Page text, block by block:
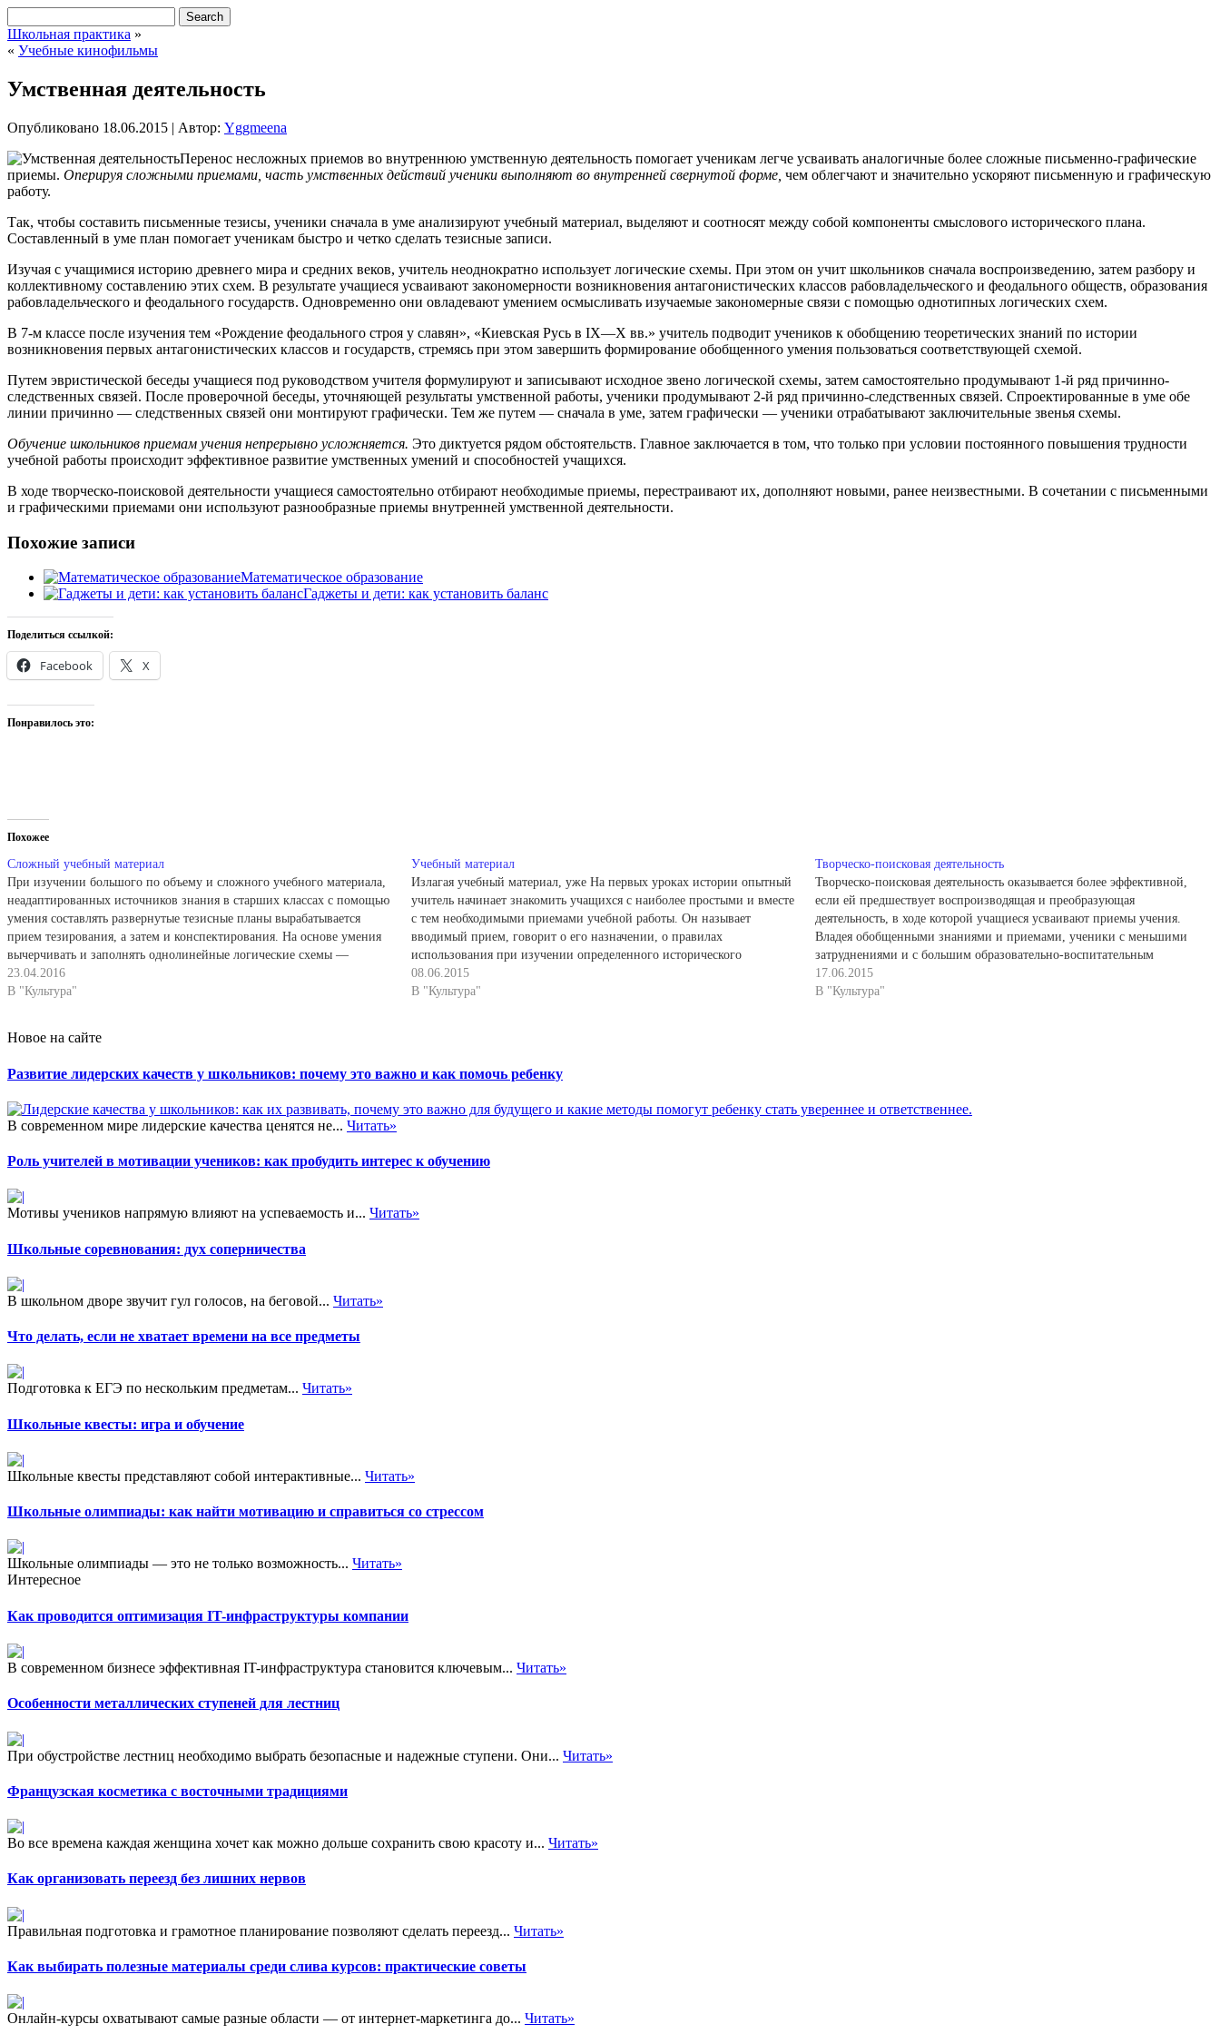
Школьная практика »
« Учебные кинофильмы
Умственная деятельность
Опубликовано 18.06.2015 | Автор: Yggmeena
Перенос несложных приемов во внутреннюю умственную деятельность помогает ученикам легче усваивать аналогичные более сложные письменно-графические
приемы. Оперируя сложными приемами, часть умственных действий ученики выполняют во внутренней свернутой форме, чем облегчают и значительно ускоряют письменную и графическую
работу.
Так, чтобы составить письменные тезисы, ученики сначала в уме анализируют учебный материал, выделяют и соотносят между собой компоненты смыслового исторического плана.
Составленный в уме план помогает ученикам быстро и четко сделать тезисные записи.
Изучая с учащимися историю древнего мира и средних веков, учитель неоднократно использует логические схемы. При этом он учит школьников сначала воспроизведению, затем разбору и
коллективному составлению этих схем. В результате учащиеся усваивают закономерности возникновения антагонистических классов рабовладельческого и феодального обществ, образования
рабовладельческого и феодального государств. Одновременно они овладевают умением осмысливать изучаемые закономерные связи с помощью однотипных логических схем.
В 7-м классе после изучения тем «Рождение феодального строя у славян», «Киевская Русь в IX—X вв.» учитель подводит учеников к обобщению теоретических знаний по истории
возникновения первых антагонистических классов и государств, стремясь при этом завершить формирование обобщенного умения пользоваться соответствующей схемой.
Путем эвристической беседы учащиеся под руководством учителя формулируют и записывают исходное звено логической схемы, затем самостоятельно продумывают 1-й ряд причинно-
следственных связей. После проверочной беседы, уточняющей результаты умственной работы, ученики продумывают 2-й ряд причинно-следственных связей. Спроектированные в уме обе
линии причинно — следственных связей они монтируют графически. Тем же путем — сначала в уме, затем графически — ученики отрабатывают заключительные звенья схемы.
Обучение школьников приемам учения непрерывно усложняется. Это диктуется рядом обстоятельств. Главное заключается в том, что только при условии постоянного повышения трудности
учебной работы происходит эффективное развитие умственных умений и способностей учащихся.
В ходе творческо-поисковой деятельности учащиеся самостоятельно отбирают необходимые приемы, перестраивают их, дополняют новыми, ранее неизвестными. В сочетании с письменными
и графическими приемами они используют разнообразные приемы внутренней умственной деятельности.
Похожие записи
Математическое образование
Гаджеты и дети: как установить баланс
Поделиться ссылкой:
Facebook X
Понравилось это:
Похожее
Сложный учебный материал
При изучении большого по объему и сложного учебного материала,
неадаптированных источников знания в старших классах с помощью
умения составлять развернутые тезисные планы вырабатывается
прием тезирования, а затем и конспектирования. На основе умения
вычерчивать и заполнять однолинейные логические схемы —
цепочки относительно простых причинно-следственных связей
формируется прием составления двух - и…
23.04.2016
В "Культура"
Учебный материал
Излагая учебный материал, уже На первых уроках истории опытный
учитель начинает знакомить учащихся с наиболее простыми и вместе
с тем необходимыми приемами учебной работы. Он называет
вводимый прием, говорит о его назначении, о правилах
использования при изучении определенного исторического
материала. В более старших классах в дополнение к этому учитель
знакомит…
08.06.2015
В "Культура"
Творческо-поисковая деятельность
Творческо-поисковая деятельность оказывается более эффективной,
если ей предшествует воспроизводящая и преобразующая
деятельность, в ходе которой учащиеся усваивают приемы учения.
Владея обобщенными знаниями и приемами, ученики с меньшими
затруднениями и с большим образовательно-воспитательным
эффектом решают познавательные задания повышенной трудности.
Обучение приемам учебной работы создает условия для вызревания у
17.06.2015
В "Культура"
Новое на сайте
Развитие лидерских качеств у школьников: почему это важно и как помочь ребенку
В современном мире лидерские качества ценятся не... Читать»
Роль учителей в мотивации учеников: как пробудить интерес к обучению
Мотивы учеников напрямую влияют на успеваемость и... Читать»
Школьные соревнования: дух соперничества
В школьном дворе звучит гул голосов, на беговой... Читать»
Что делать, если не хватает времени на все предметы
Подготовка к ЕГЭ по нескольким предметам... Читать»
Школьные квесты: игра и обучение
Школьные квесты представляют собой интерактивные... Читать»
Школьные олимпиады: как найти мотивацию и справиться со стрессом
Школьные олимпиады — это не только возможность... Читать»
Интересное
Как проводится оптимизация IT-инфраструктуры компании
В современном бизнесе эффективная IT-инфраструктура становится ключевым... Читать»
Особенности металлических ступеней для лестниц
При обустройстве лестниц необходимо выбрать безопасные и надежные ступени. Они... Читать»
Французская косметика с восточными традициями
Во все времена каждая женщина хочет как можно дольше сохранить свою красоту и... Читать»
Как организовать переезд без лишних нервов
Правильная подготовка и грамотное планирование позволяют сделать переезд... Читать»
Как выбирать полезные материалы среди слива курсов: практические советы
Онлайн-курсы охватывают самые разные области — от интернет-маркетинга до... Читать»